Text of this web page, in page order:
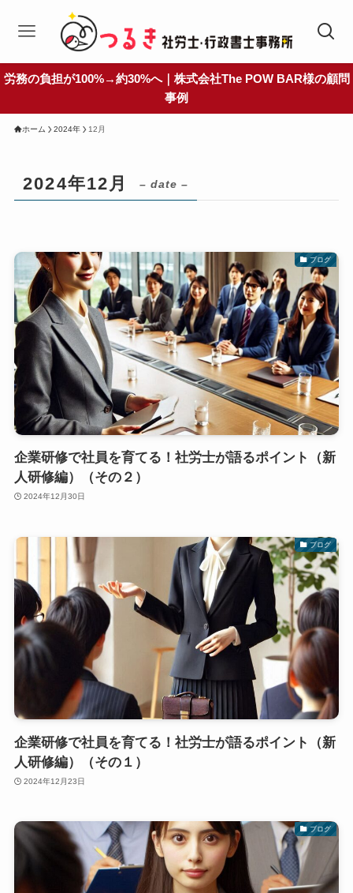
労務の負担が100%→約30%へ｜株式会社The POW BAR様の顧問
事例
ホーム 2024年 12月
2024年12月 – date –
ブログ
企業研修で社員を育てる！社労士が語るポイント（新
人研修編）（その２）
2024年12月30日
ブログ
企業研修で社員を育てる！社労士が語るポイント（新
人研修編）（その１）
2024年12月23日
ブログ